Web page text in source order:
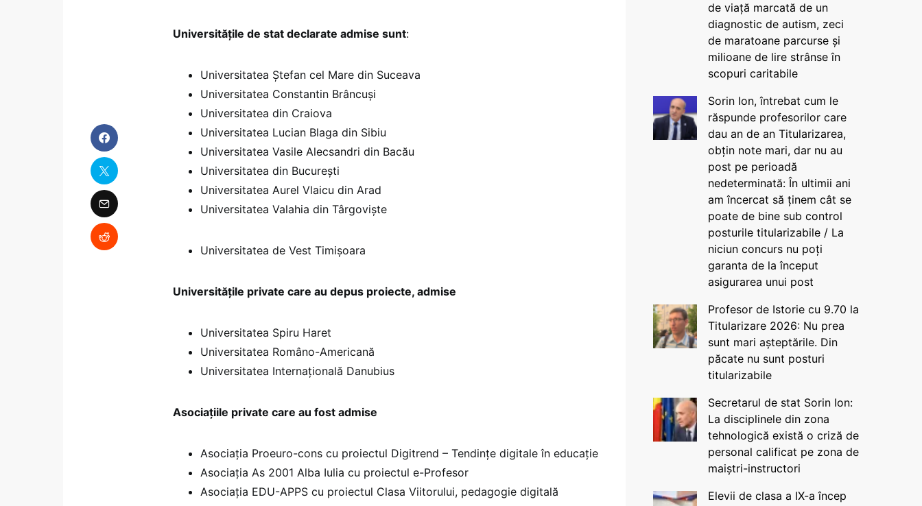
Universitățile de stat declarate admise sunt:
Universitatea Ștefan cel Mare din Suceava
Universitatea Constantin Brâncuși
Universitatea din Craiova
Universitatea Lucian Blaga din Sibiu
Universitatea Vasile Alecsandri din Bacău
Universitatea din București
Universitatea Aurel Vlaicu din Arad
Universitatea Valahia din Târgoviște
Universitatea de Vest Timișoara
Universitățile private care au depus proiecte, admise
Universitatea Spiru Haret
Universitatea Româno-Americană
Universitatea Internațională Danubius
Asociațiile private care au fost admise
Asociația Proeuro-cons cu proiectul Digitrend – Tendințe digitale în educație
Asociația As 2001 Alba Iulia cu proiectul e-Profesor
Asociația EDU-APPS cu proiectul Clasa Viitorului, pedagogie digitală
de viață marcată de un
diagnostic de autism, zeci
de maratoane parcurse și
milioane de lire strânse în
scopuri caritabile
Sorin Ion, întrebat cum le
răspunde profesorilor care
dau an de an Titularizarea,
obțin note mari, dar nu au
post pe perioadă
nedeterminată: În ultimii ani
am încercat să ținem cât se
poate de bine sub control
posturile titularizabile / La
niciun concurs nu poți
garanta de la început
asigurarea unui post
Profesor de Istorie cu 9.70 la
Titularizare 2026: Nu prea
sunt mari așteptările. Din
păcate nu sunt posturi
titularizabile
Secretarul de stat Sorin Ion:
La disciplinele din zona
tehnologică există o criză de
personal calificat pe zona de
maiștri-instructori
Elevii de clasa a IX-a încep